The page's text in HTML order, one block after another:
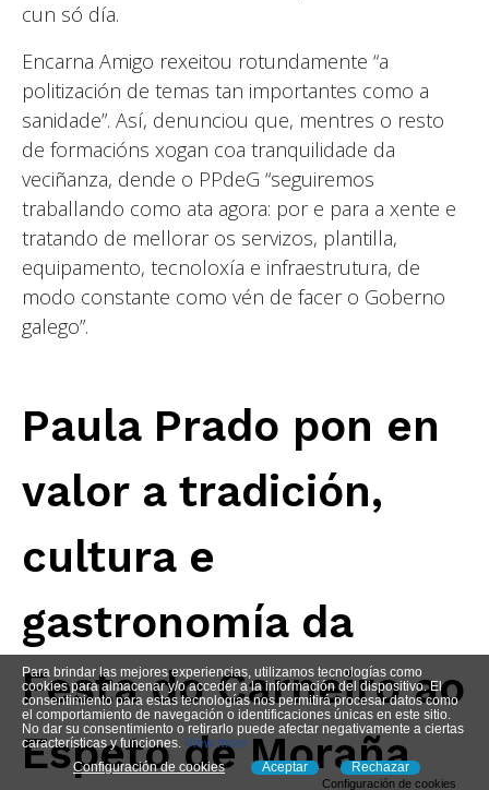
cun só día.
Encarna Amigo rexeitou rotundamente “a
politización de temas tan importantes como a
sanidade”. Así, denunciou que, mentres o resto
de formacións xogan coa tranquilidade da
veciñanza, dende o PPdeG “seguiremos
traballando como ata agora: por e para a xente e
tratando de mellorar os servizos, plantilla,
equipamento, tecnoloxía e infraestrutura, de
modo constante como vén de facer o Goberno
galego”.
Paula Prado pon en
valor a tradición,
cultura e
gastronomía da
Festa do Carneiro ao
Espeto de Moraña
Para brindar las mejores experiencias, utilizamos tecnologías como
cookies para almacenar y/o acceder a la información del dispositivo. El
consentimiento para estas tecnologías nos permitirá procesar datos como
el comportamiento de navegación o identificaciones únicas en este sitio.
No dar su consentimiento o retirarlo puede afectar negativamente a ciertas
características y funciones. View more
Configuración de cookies
Aceptar Rechazar
Configuración de cookies